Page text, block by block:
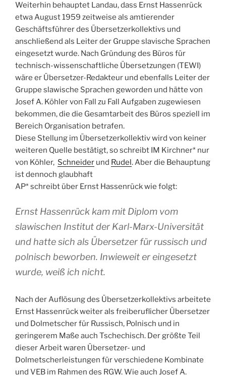
Weiterhin behauptet Landau, dass Ernst Hassenrück
etwa August 1959 zeitweise als amtierender
Geschäftsführer des Übersetzerkollektivs und
anschließend als Leiter der Gruppe slavische Sprachen
eingesetzt wurde. Nach Gründung des Büros für
technisch-wissenschaftliche Übersetzungen (TEWI)
wäre er Übersetzer-Redakteur und ebenfalls Leiter der
Gruppe slawische Sprachen geworden und hätte von
Josef A. Köhler von Fall zu Fall Aufgaben zugewiesen
bekommen, die die Gesamtarbeit des Büros speziell im
Bereich Organisation betrafen.
Diese Stellung im Übersetzerkollektiv wird von keiner
weiteren Quelle bestätigt, so schreibt IM Kirchner* nur
von Köhler, Schneider und Rudel. Aber die Behauptung
ist dennoch glaubhaft
AP* schreibt über Ernst Hassenrück wie folgt:
Ernst Hassenrück kam mit Diplom vom
slawischen Institut der Karl-Marx-Universität
und hatte sich als Übersetzer für russisch und
polnisch beworben. Inwieweit er eingesetzt
wurde, weiß ich nicht.
Nach der Auflösung des Übersetzerkollektivs arbeitete
Ernst Hassenrück weiter als freiberuflicher Übersetzer
und Dolmetscher für Russisch, Polnisch und in
geringerem Maße auch Tschechisch. Der größte Teil
dieser Arbeit waren Übersetzer- und
Dolmetscherleistungen für verschiedene Kombinate
und VEB im Rahmen des RGW. Wie auch Josef A.